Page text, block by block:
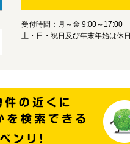
受付時間：月～金 9:00～17:00
土・日・祝日及び年末年始は休日